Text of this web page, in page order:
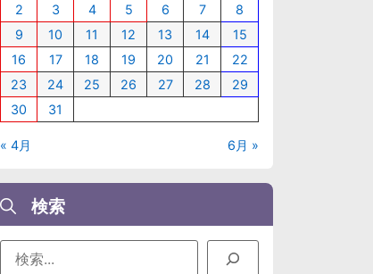
2
3 4 5 6 7
8
9
10 11 12 13 14
15
16
17 18 19 20 21
22
23
24 25 26 27 28
29
30
31
« 4月 6月 »
検索